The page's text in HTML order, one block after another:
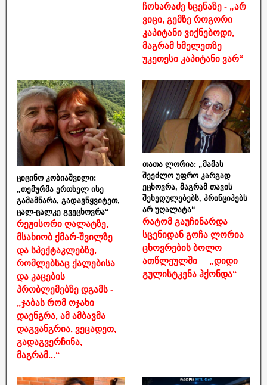
ჩოხარაძე სცენაზე - „არ
ვიცი, გემზე როგორი
კაპიტანი ვიქნებოდი,
მაგრამ ხმელეთზე
უკეთესი კაპიტანი ვარ“
ციცინო კობიაშვილი:
„თემურმა ერთხელ ისე
გამამწარა, გადავწყვიტეთ,
ცალ-ცალკე გვეცხოვრა“
რეჟისორი ღალატზე,
მსახიობ ქმარ-შვილზე
და სპექტაკლებზე,
რომლებსაც ქალებისა
და კაცების
პრობლემებზე დგამს -
„ჯაბას რომ ოჯახი
დაენგრა, ამ ამბავმა
დაგვანგრია, ვეცადეთ,
გადაგვერჩინა,
მაგრამ...“
თათა ლორია: „მამას
შეეძლო უფრო კარგად
ეცხოვრა, მაგრამ თავის
შეხედულებებს, პრინციპებს
არ უღალატა“
რატომ გაუჩინარდა
სცენიდან გოჩა ლორია
ცხოვრების ბოლო
ათწლეულში _ „დიდი
გულისტკენა ჰქონდა“